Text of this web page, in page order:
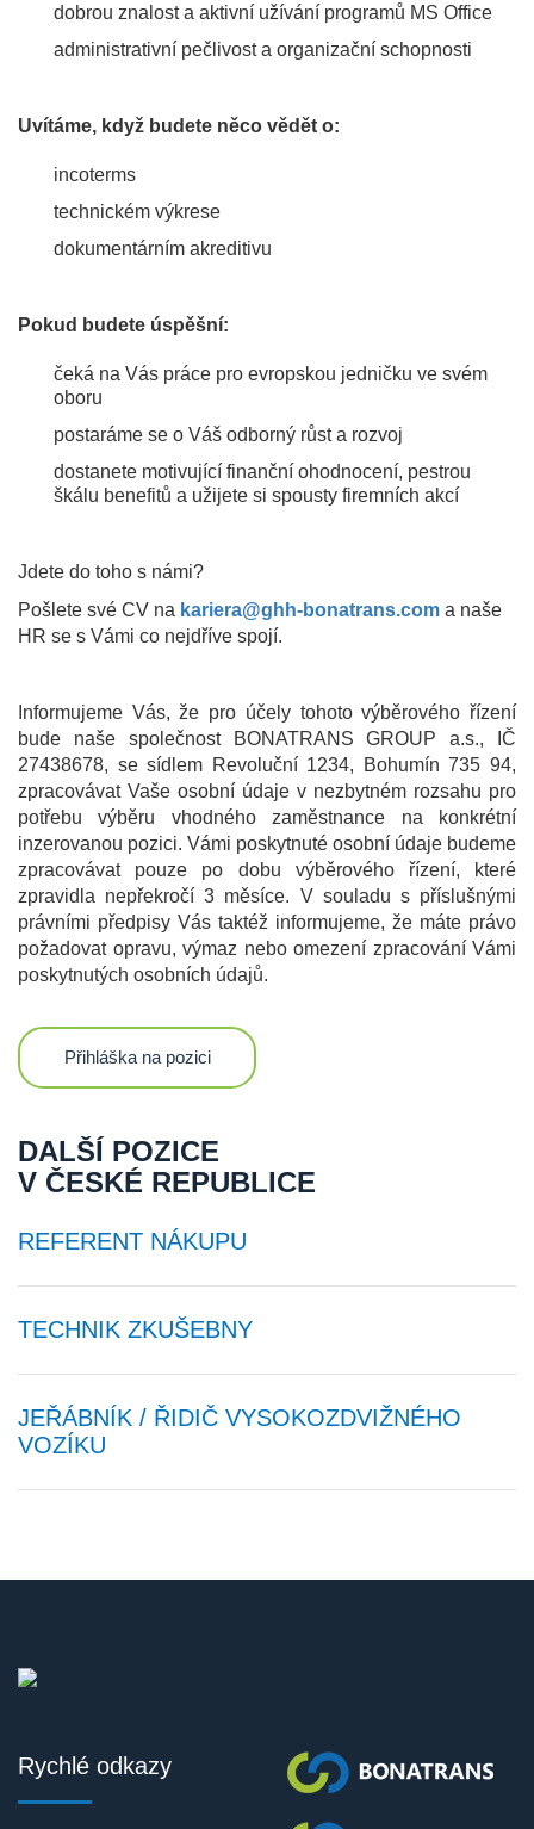
dobrou znalost a aktivní užívání programů MS Office
administrativní pečlivost a organizační schopnosti
Uvítáme, když budete něco vědět o:
incoterms
technickém výkrese
dokumentárním akreditivu
Pokud budete úspěšní:
čeká na Vás práce pro evropskou jedničku ve svém
oboru
postaráme se o Váš odborný růst a rozvoj
dostanete motivující finanční ohodnocení, pestrou
škálu benefitů a užijete si spousty firemních akcí
Jdete do toho s námi?
Pošlete své CV na kariera@ghh-bonatrans.com a naše
HR se s Vámi co nejdříve spojí.
Informujeme Vás, že pro účely tohoto výběrového řízení
bude naše společnost BONATRANS GROUP a.s., IČ
27438678, se sídlem Revoluční 1234, Bohumín 735 94,
zpracovávat Vaše osobní údaje v nezbytném rozsahu pro
potřebu výběru vhodného zaměstnance na konkrétní
inzerovanou pozici. Vámi poskytnuté osobní údaje budeme
zpracovávat pouze po dobu výběrového řízení, které
zpravidla nepřekročí 3 měsíce. V souladu s příslušnými
právními předpisy Vás taktéž informujeme, že máte právo
požadovat opravu, výmaz nebo omezení zpracování Vámi
poskytnutých osobních údajů.
Přihláška na pozici
DALŠÍ POZICE
V ČESKÉ REPUBLICE
REFERENT NÁKUPU
TECHNIK ZKUŠEBNY
JEŘÁBNÍK / ŘIDIČ VYSOKOZDVIŽNÉHO
VOZÍKU
Rychlé odkazy